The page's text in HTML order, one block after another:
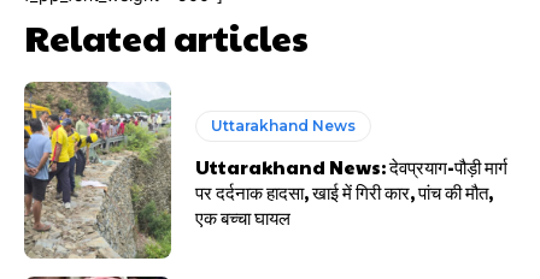
Related articles
Uttarakhand News
Uttarakhand News: देवप्रयाग-पौड़ी मार्ग
पर दर्दनाक हादसा, खाई में गिरी कार, पांच की मौत,
एक बच्चा घायल